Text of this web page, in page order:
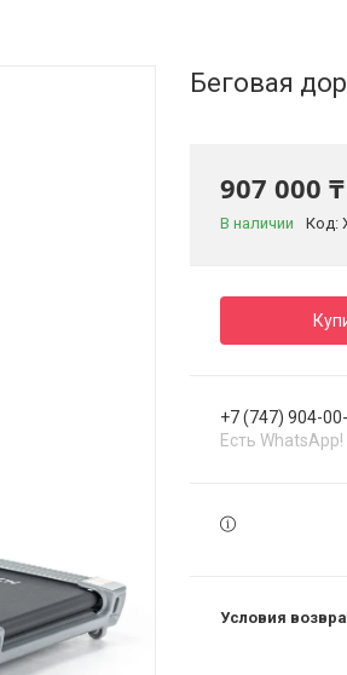
Беговая
907 000 ₸
В наличии Код:
+7 (747) 904-
Есть WhatsApp!